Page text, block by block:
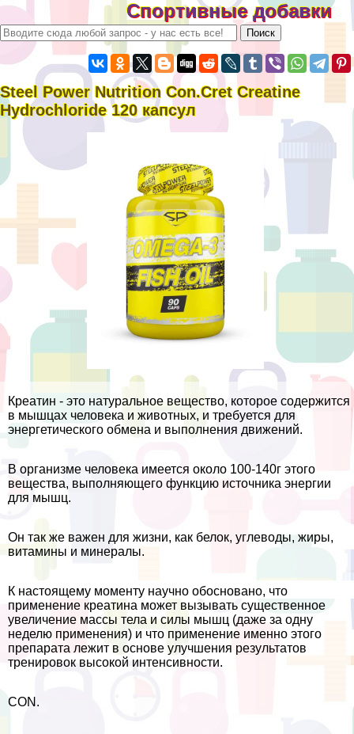
Спортивные добавки
Steel Power Nutrition Con.Cret Creatine
Hydrochloride 120 капсул
Креатин - это натуральное вещество, которое содержится
в мышцах человека и животных, и требуется для
энергетического обмена и выполнения движений.
В организме человека имеется около 100-140г этого
вещества, выполняющего функцию источника энергии
для мышц.
Он так же важен для жизни, как белок, углеводы, жиры,
витамины и минералы.
К настоящему моменту научно обосновано, что
применение креатина может вызывать существенное
увеличение массы тела и силы мышц (даже за одну
неделю применения) и что применение именно этого
препарата лежит в основе улучшения результатов
тренировок высокой интенсивности.
CON.